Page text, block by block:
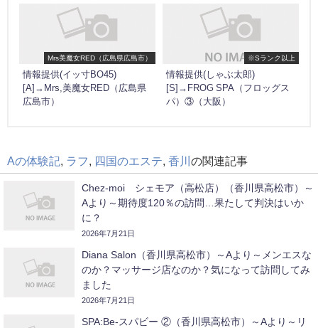
Mrs美魔女RED（広島県広島市）
情報提供(イッ寸BO45)
[A]→Mrs,美魔女RED（広島県
広島市）
※Sランク以上
情報提供(しゃぶ太郎)
[S]→FROG SPA（フロッグス
パ）③（大阪）
Aの体験記, ラフ, 四国のエステ, 香川 の関連記事
Chez-moi シェモア（高松店）（香川県高松市）～
Aより～期待度120％の訪問…果たして判決はいか
に？
2026年7月21日
Diana Salon（香川県高松市）～Aより～メンエスな
のか？マッサージ店なのか？気になって訪問してみ
ました
2026年7月21日
SPA:Be-スパビー ②（香川県高松市）～Aより～リ